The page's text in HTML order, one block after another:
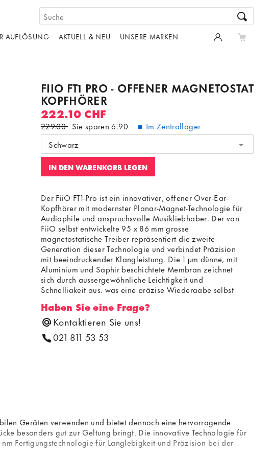
AUFLÖSUNG AKTUELL & NEU UNSERE MARKEN
FIIO FT1 PRO - OFFENER MAGNETOSTAT
KOPFHÖRER
222.10 CHF
229.00 Sie sparen6.90
Im Zentrallager
Schwarz
IN DEN WARENKORB LEGEN
Der FiiO FT1-Pro ist ein innovativer, offener Over-Ear-
Kopfhörer mit modernster Planar-Magnet-Technologie für
Audiophile und anspruchsvolle Musikliebhaber. Der von
FiiO selbst entwickelte 95 x 86 mm grosse
magnetostatische Treiber repräsentiert die zweite
Generation dieser Technologie und verbindet Präzision
mit beeindruckender Klangleistung. Die 1 μm dünne, mit
Aluminium und Saphir beschichtete Membran zeichnet
sich durch aussergewöhnliche Leichtigkeit und
Schnelligkeit aus, was eine präzise Wiedergabe selbst
reicht von tiefen 7 Hz bis zu brillanten 40 kHz und bietet
ein beeindruckendes Klangspektrum.
Haben Sie eine Frage?
Kontaktieren Sie uns!
021 811 53 53
Geräten verwenden und bietet dennoch eine hervorragende
besonders gut zur Geltung bringt. Die innovative Technologie für
Fertigungstechnologie für Langlebigkeit und Präzision bei der